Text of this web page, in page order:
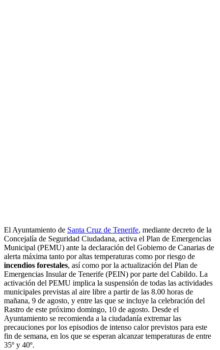
El Ayuntamiento de Santa Cruz de Tenerife, mediante decreto de la
Concejalía de Seguridad Ciudadana, activa el Plan de Emergencias
Municipal (PEMU) ante la declaración del Gobierno de Canarias de
alerta máxima tanto por altas temperaturas como por riesgo de
incendios forestales, así como por la actualización del Plan de
Emergencias Insular de Tenerife (PEIN) por parte del Cabildo. La
activación del PEMU implica la suspensión de todas las actividades
municipales previstas al aire libre a partir de las 8.00 horas de
mañana, 9 de agosto, y entre las que se incluye la celebración del
Rastro de este próximo domingo, 10 de agosto. Desde el
Ayuntamiento se recomienda a la ciudadanía extremar las
precauciones por los episodios de intenso calor previstos para este
fin de semana, en los que se esperan alcanzar temperaturas de entre
35º y 40º.